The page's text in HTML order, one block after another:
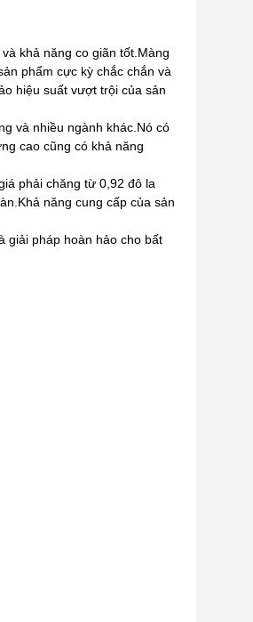
khả năng co giãn tốt.Màng
phẩm cực kỳ chắc chắn và
hiệu suất vượt trội của sản
và nhiều ngành khác.Nó có
cao cũng có khả năng
phải chăng từ 0,92 đô la
năng cung cấp của sản
giải pháp hoàn hảo cho bất